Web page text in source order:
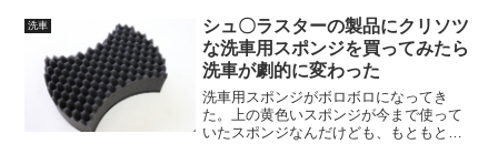
ことで手間を減らすようにしていた。し
かし最近その手のコー...
洗車
シュ〇ラスターの製品にクリソツ
な洗車用スポンジを買ってみたら
洗車が劇的に変わった
洗車用スポンジがボロボロになってき
た。上の黄色いスポンジが今まで使って
いたスポンジなんだけども、もともとホ